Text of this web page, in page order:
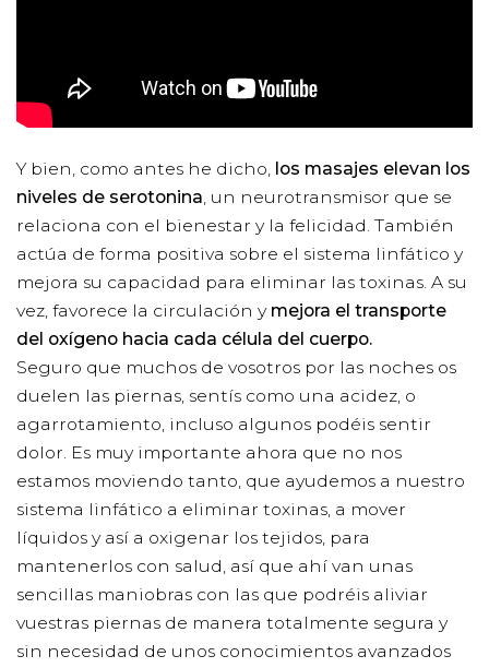
Y bien, como antes he dicho, los masajes elevan los
niveles de serotonina, un neurotransmisor que se
relaciona con el bienestar y la felicidad. También
actúa de forma positiva sobre el sistema linfático y
mejora su capacidad para eliminar las toxinas. A su
vez, favorece la circulación y mejora el transporte
del oxígeno hacia cada célula del cuerpo.
Seguro que muchos de vosotros por las noches os
duelen las piernas, sentís como una acidez, o
agarrotamiento, incluso algunos podéis sentir
dolor. Es muy importante ahora que no nos
estamos moviendo tanto, que ayudemos a nuestro
sistema linfático a eliminar toxinas, a mover
líquidos y así a oxigenar los tejidos, para
mantenerlos con salud, así que ahí van unas
sencillas maniobras con las que podréis aliviar
vuestras piernas de manera totalmente segura y
sin necesidad de unos conocimientos avanzados